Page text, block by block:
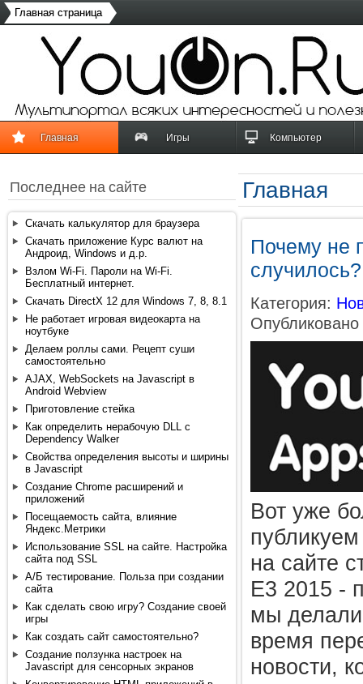
Главная страница
Главная Игры Компьютер
Последнее на сайте
Скачать калькулятор для браузера
Скачать приложение Курс валют на
Андроид, Windows и д.р.
Взлом Wi-Fi. Пароли на Wi-Fi.
Бесплатный интернет.
Скачать DirectX 12 для Windows 7, 8, 8.1
Не работает игровая видеокарта на
ноутбуке
Делаем роллы сами. Рецепт суши
самостоятельно
AJAX, WebSockets на Javascript в
Android Webview
Приготовление стейка
Как определить нерабочую DLL с
Dependency Walker
Свойства определения высоты и ширины
в Javascript
Создание Chrome расширений и
приложений
Посещаемость сайта, влияние
Яндекс.Метрики
Использование SSL на сайте. Настройка
сайта под SSL
А/Б тестирование. Польза при создании
сайта
Как сделать свою игру? Создание своей
игры
Как создать сайт самостоятельно?
Создание ползунка настроек на
Javascript для сенсорных экранов
Главная
Почему не
случилось?
Категория:
Вот уже
на сайте
E3 2015 -
мы
время
новости,